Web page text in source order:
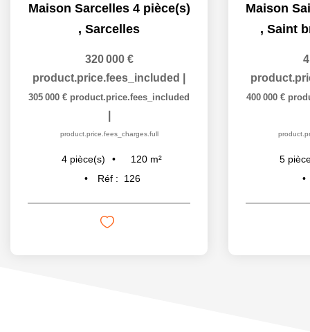
Maison Sarcelles 4 pièce(s)
, Sarcelles
320 000 €
product.price.fees_included
305 000 € product.price.fees_included
product.price.fees_charges.full
4 pièce(s) 120 m²
Réf :
126
, Saint
400 000 €
5